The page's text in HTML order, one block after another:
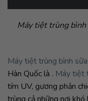
Máy tiệt trùng bình
Máy tiệt trùng bình
Hàn Quốc là . Máy tiệt
tím UV, gương phản